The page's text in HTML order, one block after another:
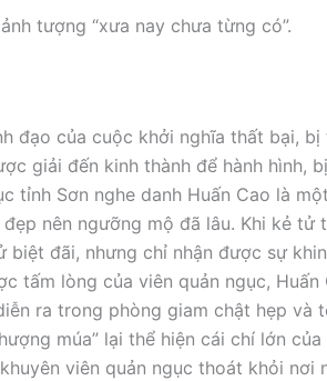
tượng “xưa nay chưa từng có”.
đạo của cuộc khởi nghĩa thất bại, bị
giải đến kinh thành để hành hình,
tỉnh Sơn nghe danh Huấn Cao là một
nên ngưỡng mộ đã lâu. Khi kẻ tử
biệt đãi, nhưng chỉ nhận được sự
tấm lòng của viên quản ngục, Huấn
ra trong phòng giam chật hẹp và
múa” lại thể hiện cái chí lớn của
viên quản ngục thoát khỏi nơi